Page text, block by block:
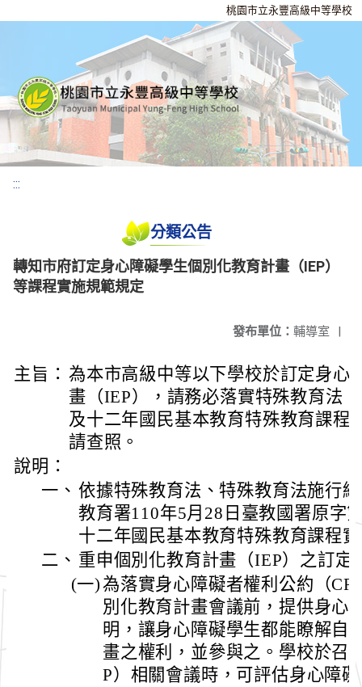
桃園市立永豐高級中等學校
:::
分類公告
轉知市府訂定身心障礙學生個別化教育計畫（IEP）
等課程實施規範規定
發布單位： 輔導室 |
主旨： 為本市高級中等以下學校於訂定身心
畫（IEP），請務必落實特殊教育法
及十二年國民基本教育特殊教育課程
請查照。
說明：
一、 依據特殊教育法、特殊教育法施行
教育署110年5月28日臺教國署原字
十二年國民基本教育特殊教育課程
二、 重申個別化教育計畫（IEP）之訂定
(一)為落實身心障礙者權利公約（
別化教育計畫會議前，提供身心
明，讓身心障礙學生都能瞭解自
畫之權利，並參與之。學校於召
P）相關會議時，可評估身心障